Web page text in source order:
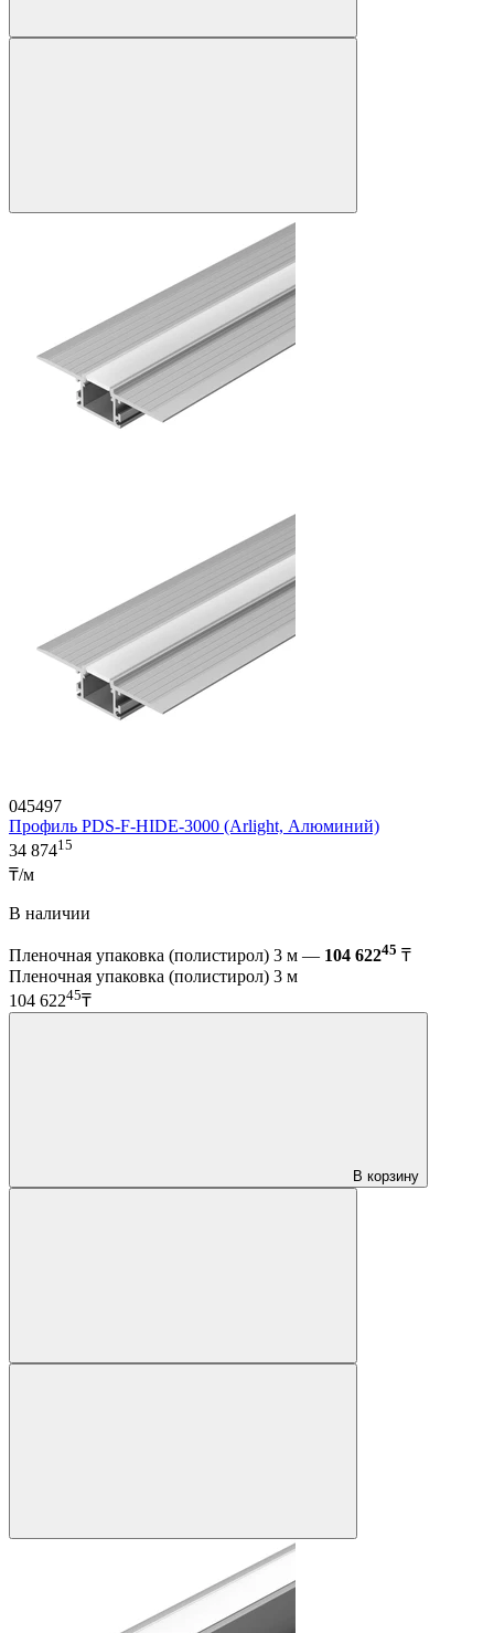
045497
Профиль PDS-F-HIDE-3000 (Arlight, Алюминий)
34 87415
₸/м
В наличии
Пленочная упаковка (полистирол) 3 м — 104 62245 ₸
Пленочная упаковка (полистирол) 3 м
104 62245₸
В корзину